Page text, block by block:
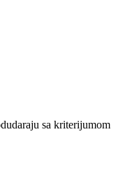
sa kriterijumom